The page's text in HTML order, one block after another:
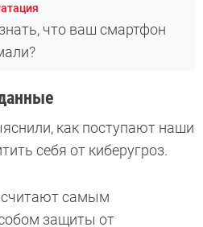
что ваш смартфон
как поступают наши
себя от киберугроз.
считают самым
защиты от